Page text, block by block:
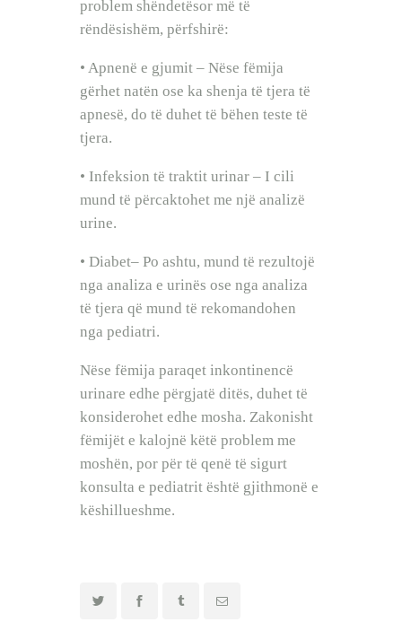
problem shëndetësor më të
rëndësishëm, përfshirë:
• Apnenë e gjumit – Nëse fëmija
gërhet natën ose ka shenja të tjera të
apnesë, do të duhet të bëhen teste të
tjera.
• Infeksion të traktit urinar – I cili
mund të përcaktohet me një analizë
urine.
• Diabet– Po ashtu, mund të rezultojë
nga analiza e urinës ose nga analiza
të tjera që mund të rekomandohen
nga pediatri.
Nëse fëmija paraqet inkontinencë
urinare edhe përgjatë ditës, duhet të
konsiderohet edhe mosha. Zakonisht
fëmijët e kalojnë këtë problem me
moshën, por për të qenë të sigurt
konsulta e pediatrit është gjithmonë e
këshillueshme.